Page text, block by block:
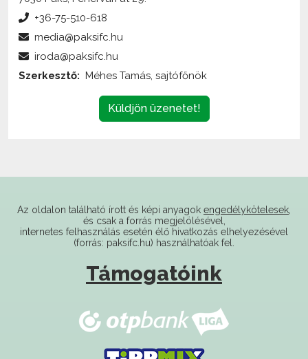
Küldjön üzenetet!
internetes felhasználás esetén élő hivatkozás elhelyezésével
(forrás: paksifc.hu) használhatóak fel.
Támogatóink